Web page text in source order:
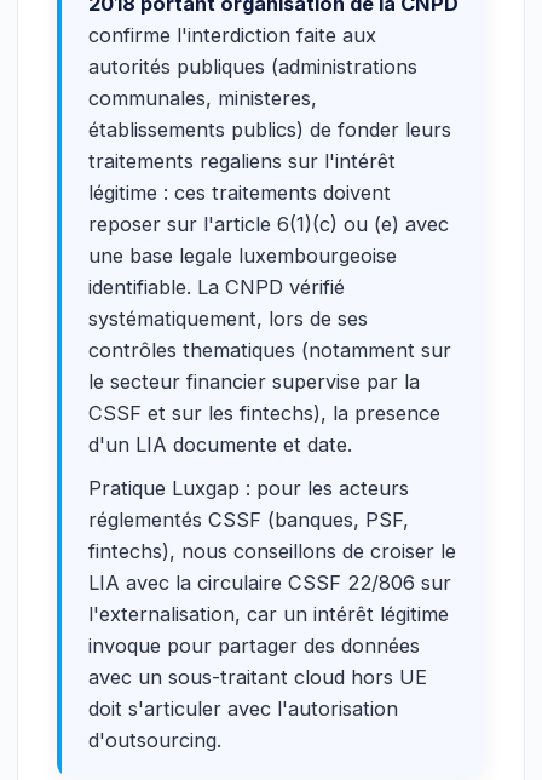
confirme l'interdiction faite aux
autorités publiques (administrations
communales, ministeres,
établissements publics) de fonder leurs
traitements regaliens sur l'intérêt
légitime : ces traitements doivent
reposer sur l'article 6(1)(c) ou (e) avec
une base legale luxembourgeoise
identifiable. La CNPD vérifié
systématiquement, lors de ses
contrôles thematiques (notamment sur
le secteur financier supervise par la
CSSF et sur les fintechs), la presence
d'un LIA documente et date.
Pratique Luxgap : pour les acteurs
réglementés CSSF (banques, PSF,
fintechs), nous conseillons de croiser le
LIA avec la circulaire CSSF 22/806 sur
l'externalisation, car un intérêt légitime
invoque pour partager des données
avec un sous-traitant cloud hors UE
doit s'articuler avec l'autorisation
d'outsourcing.